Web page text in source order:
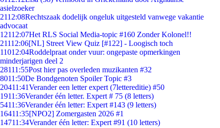
asielzoeker
2112:08Rechtszaak dodelijk ongeluk uitgesteld vanwege vakantie
advocaat
12112:07Het RLS Social Media-topic #160 Zonder Kolonel!!
21112:06[NL] Street View Quiz [#122] - Loogisch toch
11012:04Roddelpraat onder vuur: ongepaste opmerkingen
minderjarigen deel 2
28111:55Post hier pas overleden muzikanten #32
8011:50De Bondgenoten Spoiler Topic #3
20411:41Verander een letter expert (7lettereditie) #50
1911:36Verander één letter. Expert # 75 (8 letters)
5411:36Verander één letter: Expert #143 (9 letters)
16411:35[NPO2] Zomergasten 2026 #1
14711:34Verander één letter: Expert #91 (10 letters)